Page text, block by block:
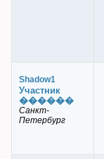
Shadow1
Участник
������
Санкт-
Петербург